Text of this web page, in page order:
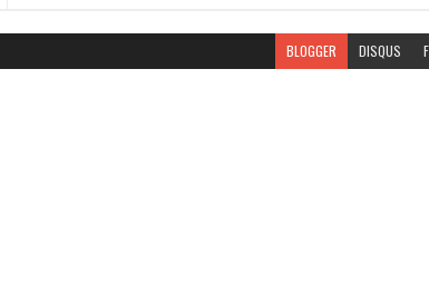
BLOGGER DISQUS